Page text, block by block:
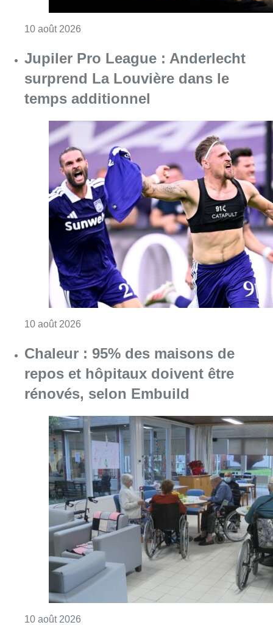
10 août 2026Consulter l'article "Jupiler Pro League :
Chaleur : 95% des maisons de
repos et hôpitaux doivent être
rénovés, selon Embuild
10 août 2026Consulter l'article "Chaleur : 95% des
Partager l'article
Facebook
TwitterWhatsApp
Share
17 janvier 2024- 17h48
Koekelberg
Offres d’emploi